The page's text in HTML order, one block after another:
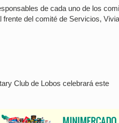
de cada uno de los
del comité de Servicios,
Club de Lobos celebrará este